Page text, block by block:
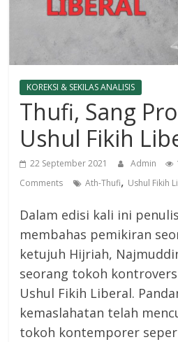
KOREKSI & SEKILAS ANALISIS
Thufi, Sang
Ushul Fikih
22 September 2021 Admin
Comments
Ath-Thufi, Ushul Fikih
Dalam edisi kali ini
membahas pemikiran
ketujuh Hijriah,
seorang tokoh
Ushul Fikih Liberal.
kemaslahatan telah
tokoh kontemporer